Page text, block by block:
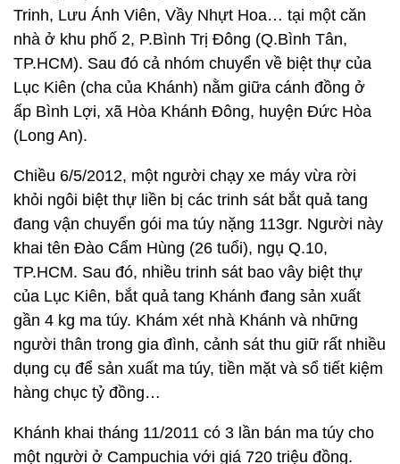
Trinh, Lưu Ánh Viên, Vầy Nhựt Hoa… tại một căn
nhà ở khu phố 2, P.Bình Trị Đông (Q.Bình Tân,
TP.HCM). Sau đó cả nhóm chuyển về biệt thự của
Lục Kiên (cha của Khánh) nằm giữa cánh đồng ở
ấp Bình Lợi, xã Hòa Khánh Đông, huyện Đức Hòa
(Long An).
Chiều 6/5/2012, một người chạy xe máy vừa rời
khỏi ngôi biệt thự liền bị các trinh sát bắt quả tang
đang vận chuyển gói ma túy nặng 113gr. Người này
khai tên Đào Cẩm Hùng (26 tuổi), ngụ Q.10,
TP.HCM. Sau đó, nhiều trinh sát bao vây biệt thự
của Lục Kiên, bắt quả tang Khánh đang sản xuất
gần 4 kg ma túy. Khám xét nhà Khánh và những
người thân trong gia đình, cảnh sát thu giữ rất nhiều
dụng cụ để sản xuất ma túy, tiền mặt và sổ tiết kiệm
hàng chục tỷ đồng…
Khánh khai tháng 11/2011 có 3 lần bán ma túy cho
một người ở Campuchia với giá 720 triệu đồng.